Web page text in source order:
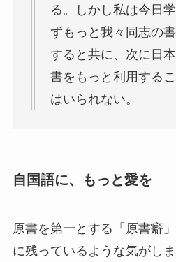
る。しかし私は今日
ずもっと我々同志の
すると共に、次に日
書をもっと利用する
はいられない。
自国語に、もっと愛を
原書を第一とする「原書癖
に残っているような気がし